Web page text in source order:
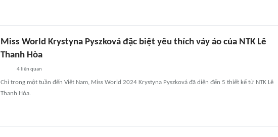
Miss World Krystyna Pyszková đặc biệt yêu thích váy áo của NTK Lê
Thanh Hòa
4 liên quan
Chỉ trong một tuần đến Việt Nam, Miss World 2024 Krystyna Pyszková đã diện đến 5 thiết kế từ NTK Lê
Thanh Hòa.